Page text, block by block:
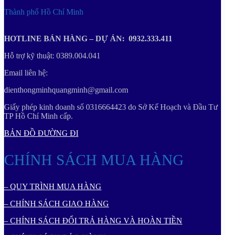
Thành phố Hồ Chí Minh
HOTLINE BÁN HÀNG – DỰ ÁN: 0932.333.411
Hỗ trợ kỹ thuật: 0389.004.041
Email liên hệ:
dienthongminhquangminh@gmail.com
Giấy phép kinh doanh số 0316664423 do Sở Kế Hoạch và Đầu Tư
TP Hồ Chí Minh cấp.
BẢN ĐỒ ĐƯỜNG ĐI
CHÍNH SÁCH MUA HÀNG
– QUY TRÌNH MUA HÀNG
– CHÍNH SÁCH GIAO HÀNG
– CHÍNH SÁCH ĐỔI TRẢ HÀNG VÀ HOÀN TIỀN